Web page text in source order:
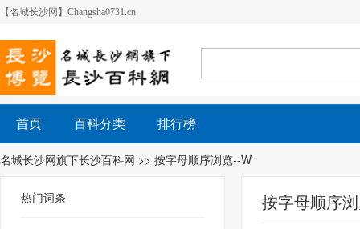
【名城长沙网】Changsha0731.cn
首页 百科分类 排行榜
名城长沙网旗下长沙百科网 >> 按字母顺序浏览--W
按字母顺序
热门词条